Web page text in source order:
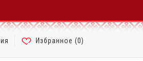
Избранное (0)